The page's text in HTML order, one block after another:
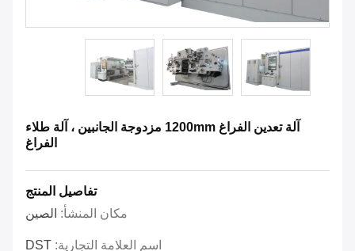
آلة تعدين الفراغ 1200mm مزدوجة الجانبين ، آلة طلاء
الفراغ
تفاصيل المنتج
مكان المنشأ: الصين
اسم العلامة التجارية: DST